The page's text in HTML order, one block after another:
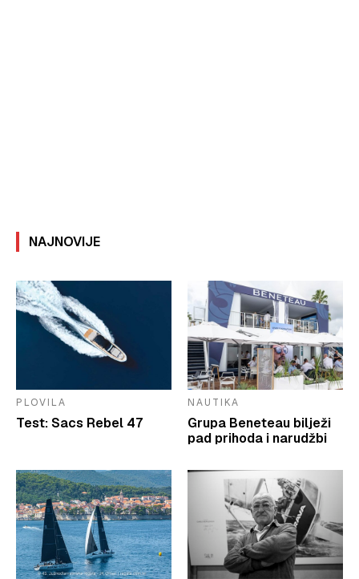
NAJNOVIJE
PLOVILA
Test: Sacs Rebel 47
NAUTIKA
Grupa Beneteau bilježi
pad prihoda i narudžbi